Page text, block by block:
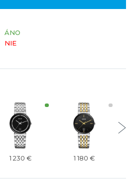
ÁNO
NIE
1 230 € 1 180 €